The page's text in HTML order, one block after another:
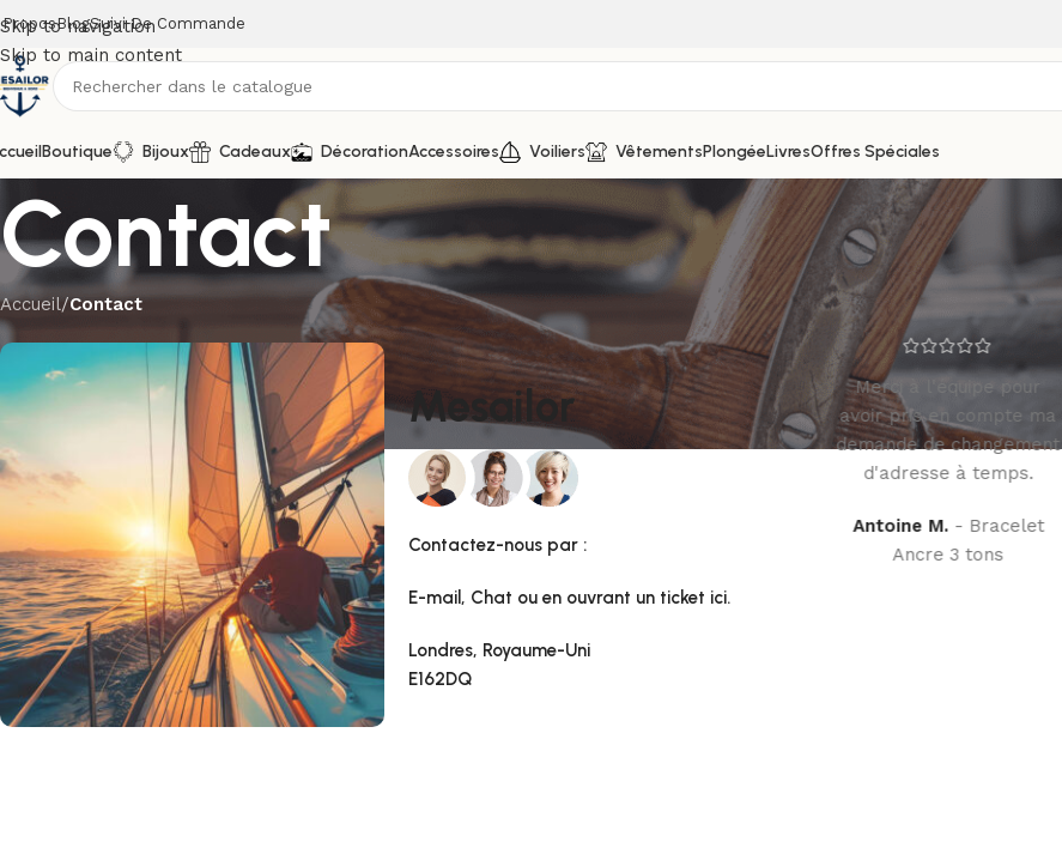
Skip to navigation
Skip to main content
ProposBlogSuivi De Commande
Boutique Bijoux Cadeaux DécorationAccessoires Voiliers VêtementsPlongéeLivresOffres Spéciales
Contact
Accueil/Contact
Mesailor
Contactez-nous par :
E-mail, Chat ou en ouvrant un ticket ici.
Londres, Royaume-Uni
E162DQ
Support réactif par
rapport à ma demande
d'échange. Merci à Julie
Merci à l'équipe pour
avoir pris en compte ma
demande de changement
d'adresse à temps.
Antoine M.
Bracelet
Ancre 3 tons